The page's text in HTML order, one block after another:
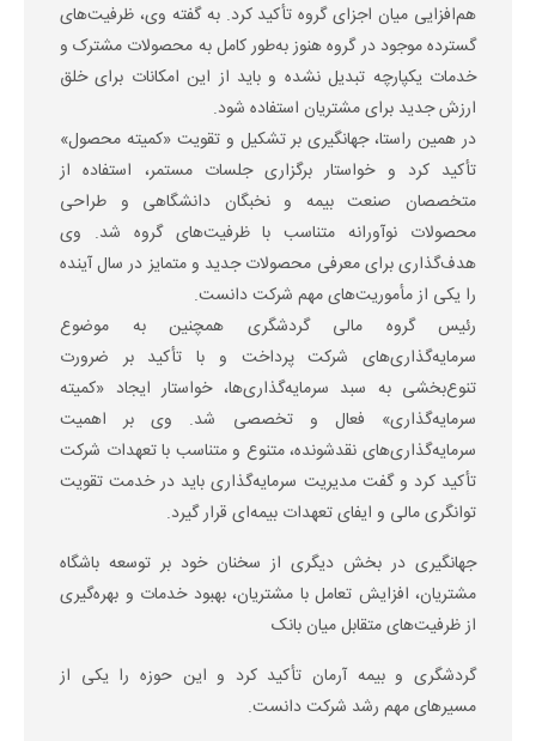
هم‌افزایی میان اجزای گروه تأکید کرد. به گفته وی، ظرفیت‌های
گسترده موجود در گروه هنوز به‌طور کامل به محصولات مشترک و
خدمات یکپارچه تبدیل نشده و باید از این امکانات برای خلق
ارزش جدید برای مشتریان استفاده شود.
در همین راستا، جهانگیری بر تشکیل و تقویت «کمیته محصول»
تأکید کرد و خواستار برگزاری جلسات مستمر، استفاده از
متخصصان صنعت بیمه و نخبگان دانشگاهی و طراحی
محصولات نوآورانه متناسب با ظرفیت‌های گروه شد. وی
هدف‌گذاری برای معرفی محصولات جدید و متمایز در سال آینده
را یکی از مأموریت‌های مهم شرکت دانست.
رئیس گروه مالی گردشگری همچنین به موضوع
سرمایه‌گذاری‌های شرکت پرداخت و با تأکید بر ضرورت
تنوع‌بخشی به سبد سرمایه‌گذاری‌ها، خواستار ایجاد «کمیته
سرمایه‌گذاری» فعال و تخصصی شد. وی بر اهمیت
سرمایه‌گذاری‌های نقدشونده، متنوع و متناسب با تعهدات شرکت
تأکید کرد و گفت مدیریت سرمایه‌گذاری باید در خدمت تقویت
توانگری مالی و ایفای تعهدات بیمه‌ای قرار گیرد.
جهانگیری در بخش دیگری از سخنان خود بر توسعه باشگاه
مشتریان، افزایش تعامل با مشتریان، بهبود خدمات و بهره‌گیری
از ظرفیت‌های متقابل میان بانک
گردشگری و بیمه آرمان تأکید کرد و این حوزه را یکی از
مسیرهای مهم رشد شرکت دانست.